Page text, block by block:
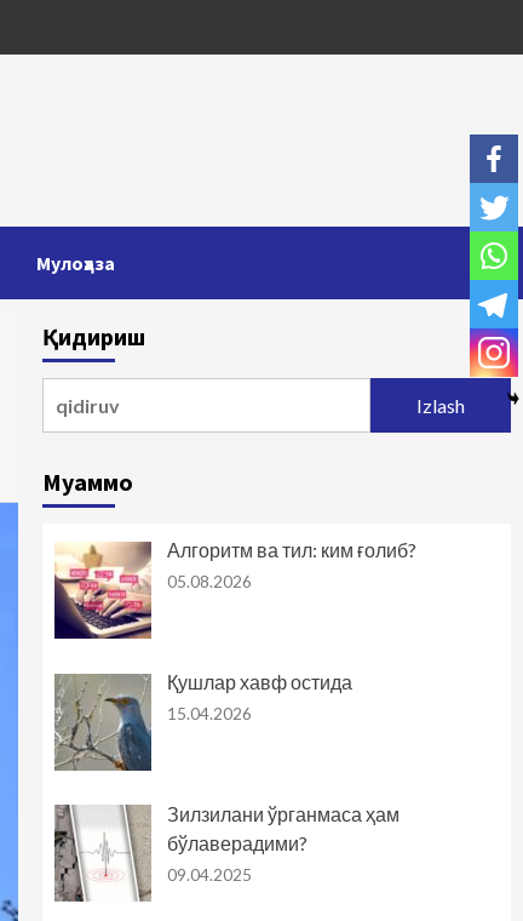
Мулоҳаза
Қидириш
Муаммо
Алгоритм ва тил: ким ғолиб?
05.08.2026
Қушлар хавф остида
15.04.2026
Зилзилани ўрганмаса ҳам
бўлаверадими?
09.04.2025